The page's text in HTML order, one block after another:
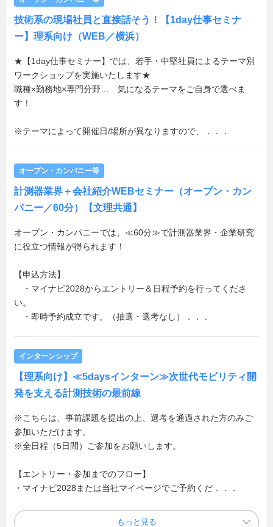
技術系の現場社員と直接話そう！【1day仕事セミナ
ー】理系向け（WEB／横浜）
★【1day仕事セミナー】では、若手・中堅社員によるテーマ別
ワークショップを実施いたします★
職種×勤務地×専門分野… 気になるテーマをご自身で選べま
す！
※テーマによって開催日/場所が異なりますので、．．．
オープン・カンパニー等
計測器業界＋会社紹介WEBセミナー（オープン・カン
パニー／60分）【文理共通】
オープン・カンパニーでは、≪60分≫で計測器業界・企業研究
に役立つ情報が得られます！
【申込方法】
・マイナビ2028からエントリー＆日程予約を行ってくださ
い。
・即時予約成立です。（抽選・選考なし）．．．
インターンシップ
【理系向け】≪5daysインターン≫次世代モビリティ開
発を支える計測技術の最前線
※こちらは、事前課題を提出の上、選考を通過された方のみご
参加いただけます。
※全日程（5日間）ご参加をお願いします。
【エントリー・参加までのフロー】
・マイナビ2028または当社マイページでご予約くだ．．．
もっと見る